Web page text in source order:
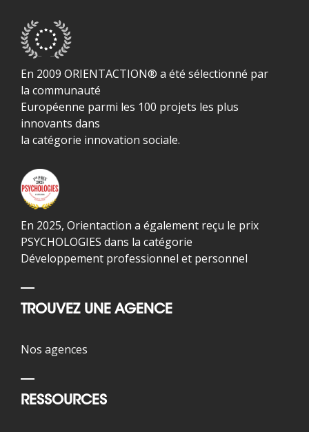
En 2009 ORIENTACTION® a été sélectionné par
la communauté
Européenne parmi les 100 projets les plus
innovants dans
la catégorie innovation sociale.
En 2025, Orientaction a également reçu le prix
PSYCHOLOGIES dans la catégorie
Développement professionnel et personnel
TROUVEZ UNE AGENCE
Nos agences
RESSOURCES